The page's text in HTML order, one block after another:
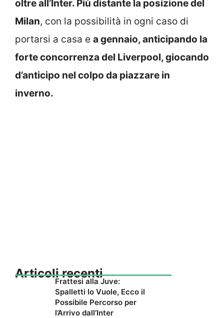
oltre all’Inter. Più distante la posizione del
Milan, con la possibilità in ogni caso di
portarsi a casa e a gennaio, anticipando la
forte concorrenza del Liverpool, giocando
d’anticipo nel colpo da piazzare in
inverno.
Articoli recenti
Frattesi alla Juve:
Spalletti lo Vuole, Ecco il
Possibile Percorso per
l’Arrivo dall’Inter